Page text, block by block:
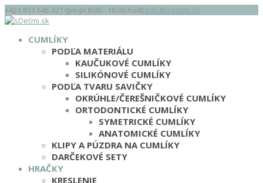
+421 911 545 321 (po-pi 8:00 - 16:00 hod) info@sdetmi.sk
CUMLÍKY
PODĽA MATERIÁLU
KAUČUKOVÉ CUMLÍKY
SILIKÓNOVÉ CUMLÍKY
PODĽA TVARU SAVIČKY
OKRÚHLE/ČEREŠNIČKOVÉ CUMLÍKY
ORTODONTICKÉ CUMLÍKY
SYMETRICKÉ CUMLÍKY
ANATOMICKÉ CUMLÍKY
KLIPY A PÚZDRA NA CUMLÍKY
DARČEKOVÉ SETY
HRAČKY
KRESLENIE